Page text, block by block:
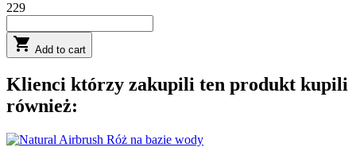
229
 Add to cart
Klienci którzy zakupili ten produkt kupili
również: